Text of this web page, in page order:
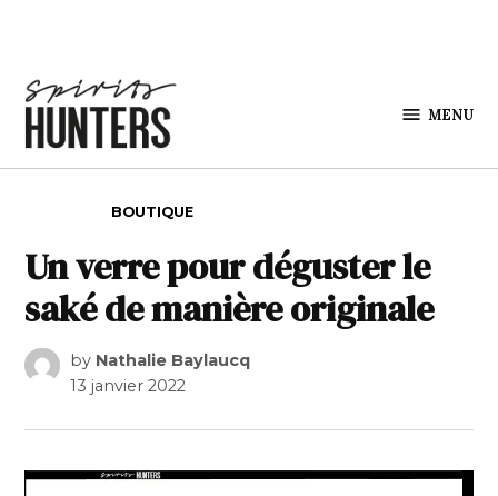
MENU
BOUTIQUE
Un verre pour déguster le
saké de manière originale
by Nathalie Baylaucq
13 janvier 2022